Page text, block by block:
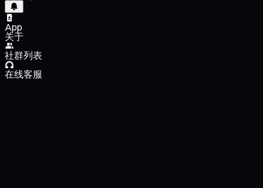
App
关于
社群列表
在线客服